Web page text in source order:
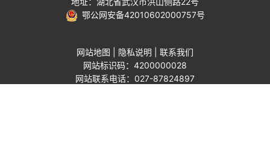
鄂公网安备42010602000757号
网站地图 隐私说明
联系我们
网站标识码：4200000028
网站联系电话：027-87824897